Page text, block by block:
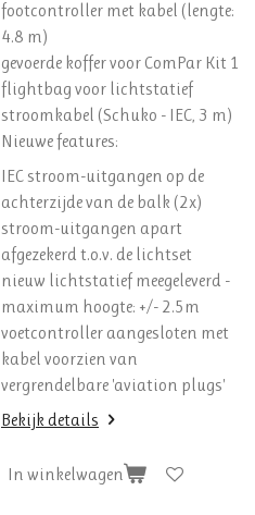
footcontroller met kabel (lengte:
4.8 m)
gevoerde koffer voor ComPar Kit 1
flightbag voor lichtstatief
stroomkabel (Schuko - IEC, 3 m)
Nieuwe features:
IEC stroom-uitgangen op de
achterzijde van de balk (2x)
stroom-uitgangen apart
afgezekerd t.o.v. de lichtset
nieuw lichtstatief meegeleverd -
maximum hoogte: +/- 2.5m
voetcontroller aangesloten met
kabel voorzien van
vergrendelbare 'aviation plugs'
Bekijk details
In winkelwagen